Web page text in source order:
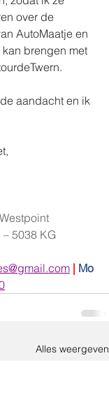
over de
AutoMaatje en
brengen met
aandacht en ik
Westpoint
5038 KG
| Mo
Alles weergeven